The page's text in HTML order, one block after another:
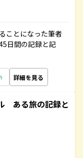
ことになった筆者
日間の記録と記
詳細を見る
ある旅の記録と